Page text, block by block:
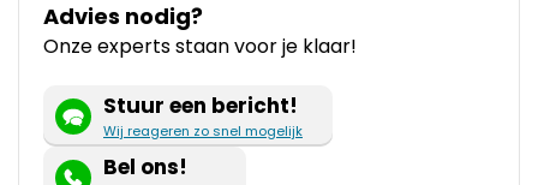
Advies nodig?
Onze experts staan voor je klaar!
Stuur een bericht!
Wij reageren zo snel mogelijk
Bel ons!